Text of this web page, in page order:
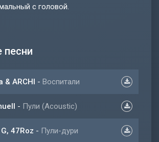
с головой.
песни
& ARCHI - Воспитали
- Пули (Acoustic)
47Roz - Пули-дури